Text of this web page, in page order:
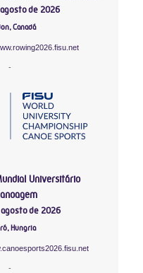
agosto de 2026
Canadá
-
Universitário
agosto de 2026
Hungria
-